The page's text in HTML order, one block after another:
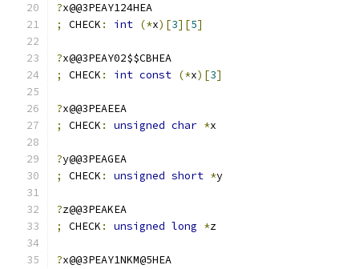
?x@@3PEAY124HEA
;
CHECK : int (*x)[3][5]
?x@@3PEAY02$$CBHEA
;
CHECK : int const (*x)[3]
?x@@3PEAEEA
;
CHECK : unsigned char *x
?y@@3PEAGEA
;
CHECK : unsigned short *y
?z@@3PEAKEA
;
CHECK : unsigned long *z
?x@@3PEAY1NKM@5HEA